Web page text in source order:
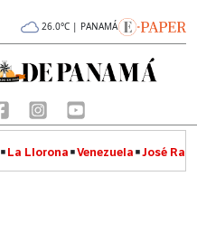
26.0°C | PANAMÁ
La Llorona Venezuela José